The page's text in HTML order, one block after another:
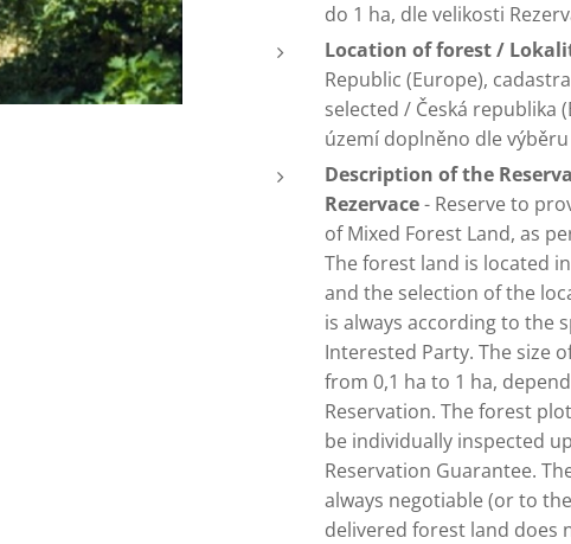
do 1 ha, dle velikosti
Location of forest /
Republic (Europe),
selected / Česká republika
území doplněno dle výběru
Description of the
Rezervace- Reserve to
of Mixed Forest Land, as
The forest land is located
and the selection of the
is always according to the
Interested Party. The size
from 0,1 ha to 1 ha,
Reservation. The forest
be individually inspected
Reservation Guarantee.
always negotiable (or to
delivered forest land does